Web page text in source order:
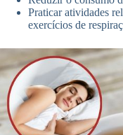
Praticar atividades
exercícios de